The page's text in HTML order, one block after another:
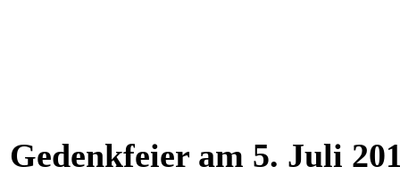
Gedenkfeier am 5. Juli